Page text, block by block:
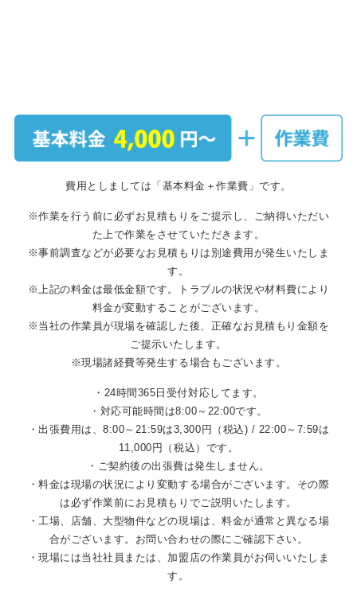
費用としましては「基本料金＋作業費」です。
※作業を行う前に必ずお見積もりをご提示し、ご納得いただい
た上で作業をさせていただきます。
※事前調査などが必要なお見積もりは別途費用が発生いたしま
す。
※上記の料金は最低金額です。トラブルの状況や材料費により
料金が変動することがございます。
※当社の作業員が現場を確認した後、正確なお見積もり金額を
ご提示いたします。
※現場諸経費等発生する場合もございます。
・24時間365日受付対応してます。
・対応可能時間は8:00～22:00です。
・出張費用は、8:00～21:59は3,300円（税込) / 22:00～7:59は
11,000円（税込）です。
・ご契約後の出張費は発生しません。
・料金は現場の状況により変動する場合がございます。その際
は必ず作業前にお見積もりでご説明いたします。
・工場、店舗、大型物件などの現場は、料金が通常と異なる場
合がございます。お問い合わせの際にご確認下さい。
・現場には当社社員または、加盟店の作業員がお伺いいたしま
す。